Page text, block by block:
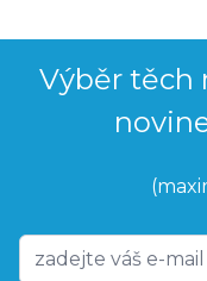
Výběr těch